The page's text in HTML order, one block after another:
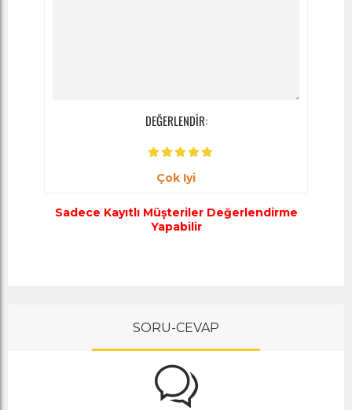
DEĞERLENDİR:
Çok Iyi
Sadece Kayıtlı Müşteriler Değerlendirme
Yapabilir
SORU-CEVAP